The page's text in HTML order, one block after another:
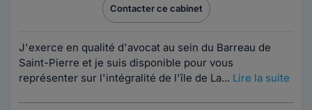
Contacter ce cabinet
J'exerce en qualité d'avocat au sein du Barreau de
Saint-Pierre et je suis disponible pour vous
représenter sur l'intégralité de l'île de La... Lire la suite